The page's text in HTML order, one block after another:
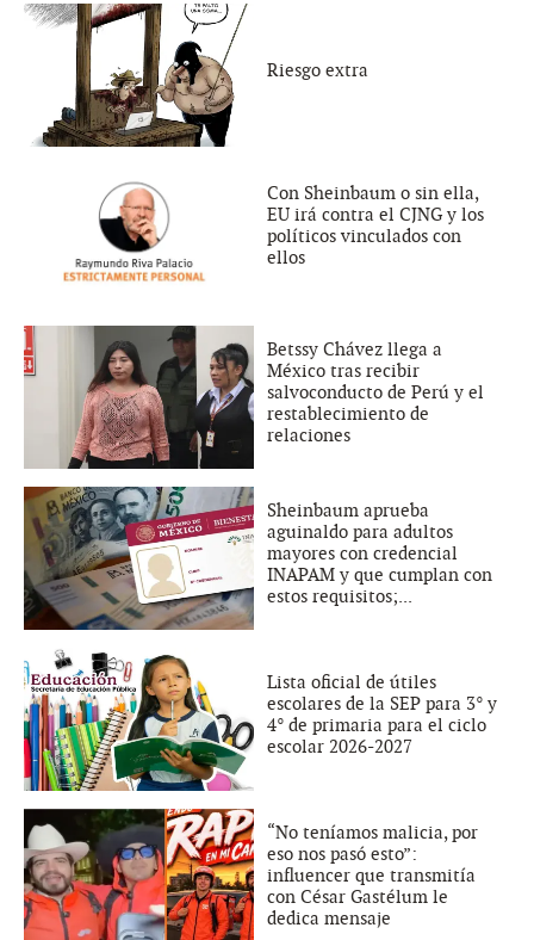
Riesgo extra
Con Sheinbaum o sin ella,
EU irá contra el CJNG y los
políticos vinculados con
ellos
Betssy Chávez llega a
México tras recibir
salvoconducto de Perú y el
restablecimiento de
relaciones
Sheinbaum aprueba
aguinaldo para adultos
mayores con credencial
INAPAM y que cumplan con
estos requisitos;...
Lista oficial de útiles
escolares de la SEP para 3° y
4° de primaria para el ciclo
escolar 2026-2027
“No teníamos malicia, por
eso nos pasó esto”:
influencer que transmitía
con César Gastélum le
dedica mensaje